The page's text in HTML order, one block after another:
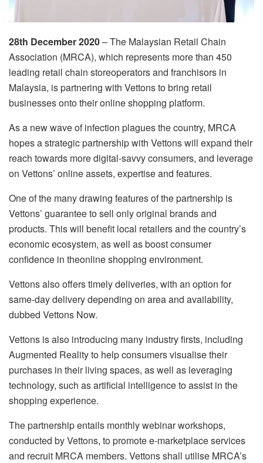
28th December 2020– The Malaysian Retail Chain
Association (MRCA), which represents more than 450
leading retail chain storeoperators and franchisors in
Malaysia, is partnering with Vettons to bring retail
businesses onto their online shopping platform.
As a new wave of infection plagues the country, MRCA
hopes a strategic partnership with Vettons will expand their
reach towards more digital-savvy consumers, and leverage
on Vettons’ online assets, expertise and features.
One of the many drawing features of the partnership is
Vettons’ guarantee to sell only original brands and
products. This will benefit local retailers and the country’s
economic ecosystem, as well as boost consumer
confidence in theonline shopping environment.
Vettons also offers timely deliveries, with an option for
same-day delivery depending on area and availability,
dubbed Vettons Now.
Vettons is also introducing many industry firsts, including
Augmented Reality to help consumers visualise their
purchases in their living spaces, as well as leveraging
technology, such as artificial intelligence to assist in the
shopping experience.
The partnership entails monthly webinar workshops,
conducted by Vettons, to promote e-marketplace services
and recruit MRCA members. Vettons shall utilise MRCA’s